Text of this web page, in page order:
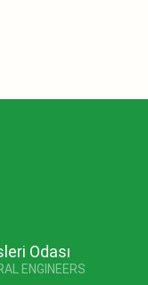
Odası
ENGINEERS